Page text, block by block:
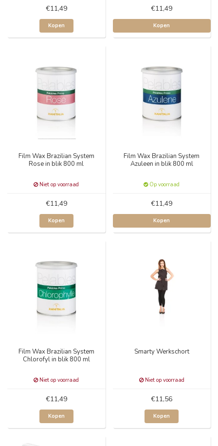
€11,49
Kopen
€11,49
Kopen
Film Wax Brazilian System
Rose in blik 800 ml
Niet op voorraad
€11,49
Kopen
Film Wax Brazilian System
Azuleen in blik 800 ml
Op voorraad
€11,49
Kopen
Film Wax Brazilian System
Chlorofyl in blik 800 ml
Niet op voorraad
€11,49
Kopen
Smarty Werkschort
Niet op voorraad
€11,56
Kopen